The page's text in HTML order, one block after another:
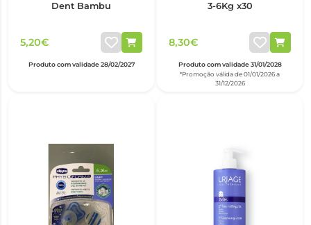
Dent Bambu
5,20€
Produto com validade 28/02/2027
*Promoção válida de 01/01/2026 a
31/12/2026
3-6Kg x30
8,30€
Produto com validade 31/01/2028